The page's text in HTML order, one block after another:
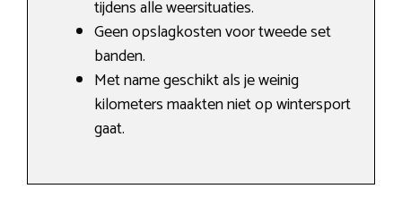
tijdens alle weersituaties.
Geen opslagkosten voor tweede set
banden.
Met name geschikt als je weinig
kilometers maakten niet op wintersport
gaat.